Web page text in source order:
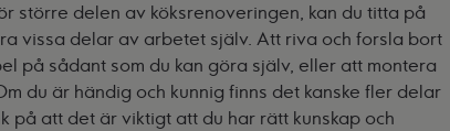
större delen av köksrenoveringen, kan du titta på
vissa delar av arbetet själv. Att riva och forsla bort
på sådant som du kan göra själv, eller att montera
du är händig och kunnig finns det kanske fler delar
på att det är viktigt att du har rätt kunskap och